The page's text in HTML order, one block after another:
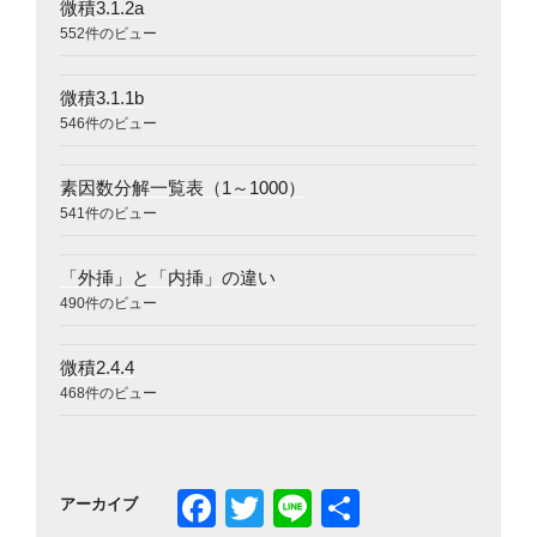
微積3.1.2a
552件のビュー
微積3.1.1b
546件のビュー
素因数分解一覧表（1～1000）
541件のビュー
「外挿」と「内挿」の違い
490件のビュー
微積2.4.4
468件のビュー
アーカイブ FacebookTwitter Line